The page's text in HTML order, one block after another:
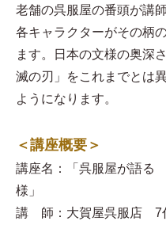
老舗の呉服屋の番頭が講
各キャラクターがその柄
ます。日本の文様の奥深
滅の刃」をこれまでとは
ようになります。
＜講座概要＞
講座名：「呉服屋が語
様」
講 師：大賀屋呉服店